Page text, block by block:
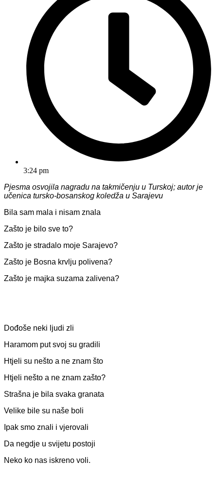
3:24 pm
Pjesma osvojila nagradu na takmičenju u Turskoj; autor je
učenica tursko-bosanskog koledža u Sarajevu
Bila sam mala i nisam znala
Zašto je bilo sve to?
Zašto je stradalo moje Sarajevo?
Zašto je Bosna krvlju polivena?
Zašto je majka suzama zalivena?
Dođoše neki ljudi zli
Haramom put svoj su gradili
Htjeli su nešto a ne znam što
Htjeli nešto a ne znam zašto?
Strašna je bila svaka granata
Velike bile su naše boli
Ipak smo znali i vjerovali
Da negdje u svijetu postoji
Neko ko nas iskreno voli.